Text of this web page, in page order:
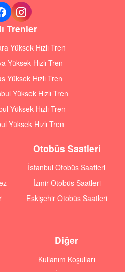
Trenler
Yüksek Hızlı Tren
Yüksek Hızlı Tren
Yüksek Hızlı Tren
Yüksek Hızlı Tren
Yüksek Hızlı Tren
Yüksek Hızlı Tren
Otobüs Saatleri
İstanbul Otobüs Saatleri
İzmir Otobüs Saatleri
Eskişehir Otobüs Saatleri
Diğer
Kullanım Koşulları